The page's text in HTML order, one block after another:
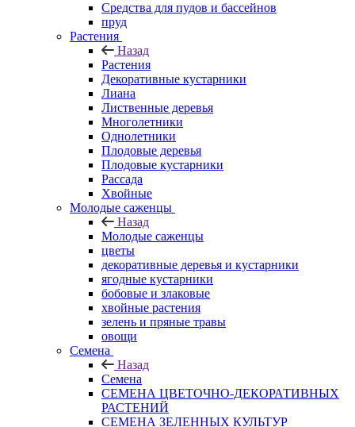
Средства для пудов и бассейнов
пруд
Растения
Назад
Растения
Декоративные кустарники
Лиана
Лиственные деревья
Многолетники
Однолетники
Плодовые деревья
Плодовые кустарники
Рассада
Хвойные
Молодые саженцы
Назад
Молодые саженцы
цветы
декоративные деревья и кустарники
ягодные кустарники
бобовые и злаковые
хвойные растения
зелень и пряные травы
овощи
Семена
Назад
Семена
СЕМЕНА ЦВЕТОЧНО-ДЕКОРАТИВНЫХ
РАСТЕНИЙ
СЕМЕНА ЗЕЛЕННЫХ КУЛЬТУР